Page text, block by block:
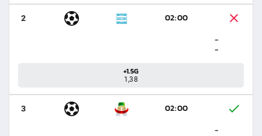
2
02:00
-
-
+1.5G
1,38
3
02:00
-